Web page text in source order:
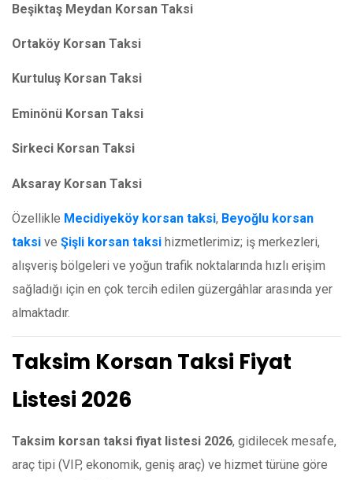
Beşiktaş Meydan Korsan Taksi
Ortaköy Korsan Taksi
Kurtuluş Korsan Taksi
Eminönü Korsan Taksi
Sirkeci Korsan Taksi
Aksaray Korsan Taksi
Özellikle Mecidiyeköy korsan taksi, Beyoğlu korsan
taksi ve Şişli korsan taksi hizmetlerimiz; iş merkezleri,
alışveriş bölgeleri ve yoğun trafik noktalarında hızlı erişim
sağladığı için en çok tercih edilen güzergâhlar arasında yer
almaktadır.
Taksim Korsan Taksi Fiyat
Listesi 2026
Taksim korsan taksi fiyat listesi 2026, gidilecek mesafe,
araç tipi (VIP, ekonomik, geniş araç) ve hizmet türüne göre